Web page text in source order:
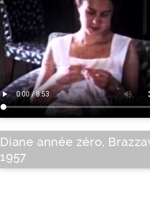
Diane année zéro,
1957